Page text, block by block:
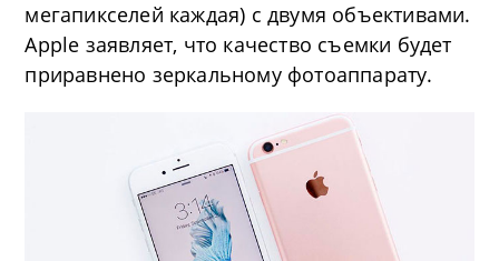
мегапикселей каждая) с двумя объективами.
Apple заявляет, что качество съемки будет
приравнено зеркальному фотоаппарату.